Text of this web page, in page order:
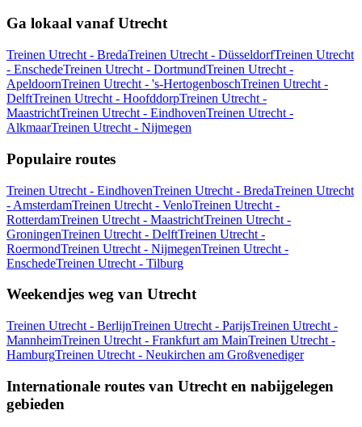
Ga lokaal vanaf Utrecht
Treinen Utrecht - BredaTreinen Utrecht - DüsseldorfTreinen Utrecht
- EnschedeTreinen Utrecht - DortmundTreinen Utrecht -
ApeldoornTreinen Utrecht - 's-HertogenboschTreinen Utrecht -
DelftTreinen Utrecht - HoofddorpTreinen Utrecht -
MaastrichtTreinen Utrecht - EindhovenTreinen Utrecht -
AlkmaarTreinen Utrecht - Nijmegen
Populaire routes
Treinen Utrecht - EindhovenTreinen Utrecht - BredaTreinen Utrecht
- AmsterdamTreinen Utrecht - VenloTreinen Utrecht -
RotterdamTreinen Utrecht - MaastrichtTreinen Utrecht -
GroningenTreinen Utrecht - DelftTreinen Utrecht -
RoermondTreinen Utrecht - NijmegenTreinen Utrecht -
EnschedeTreinen Utrecht - Tilburg
Weekendjes weg van Utrecht
Treinen Utrecht - BerlijnTreinen Utrecht - ParijsTreinen Utrecht -
MannheimTreinen Utrecht - Frankfurt am MainTreinen Utrecht -
HamburgTreinen Utrecht - Neukirchen am Großvenediger
Internationale routes van Utrecht en nabijgelegen
gebieden